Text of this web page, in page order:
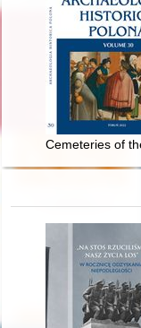
Cemeteries of